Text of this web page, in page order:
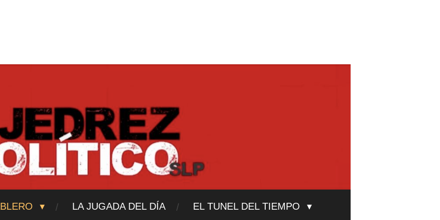
LA JUGADA DEL DÍA EL TUNEL DEL TIEMPO